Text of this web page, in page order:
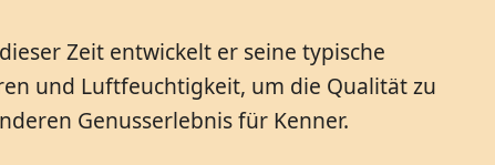
Zeit entwickelt er seine typische
und Luftfeuchtigkeit, um die Qualität zu
Genusserlebnis für Kenner.